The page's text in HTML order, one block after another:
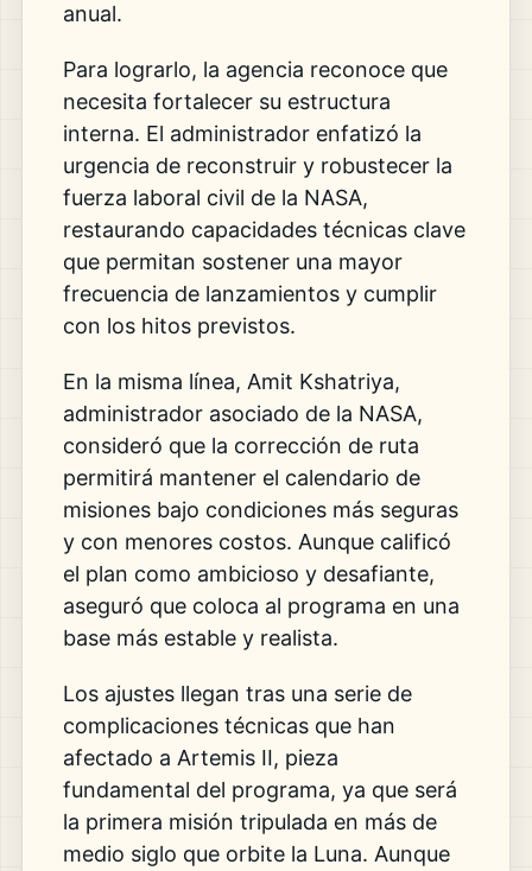
anual.
Para lograrlo, la agencia reconoce que
necesita fortalecer su estructura
interna. El administrador enfatizó la
urgencia de reconstruir y robustecer la
fuerza laboral civil de la NASA,
restaurando capacidades técnicas clave
que permitan sostener una mayor
frecuencia de lanzamientos y cumplir
con los hitos previstos.
En la misma línea, Amit Kshatriya,
administrador asociado de la NASA,
consideró que la corrección de ruta
permitirá mantener el calendario de
misiones bajo condiciones más seguras
y con menores costos. Aunque calificó
el plan como ambicioso y desafiante,
aseguró que coloca al programa en una
base más estable y realista.
Los ajustes llegan tras una serie de
complicaciones técnicas que han
afectado a Artemis II, pieza
fundamental del programa, ya que será
la primera misión tripulada en más de
medio siglo que orbite la Luna. Aunque